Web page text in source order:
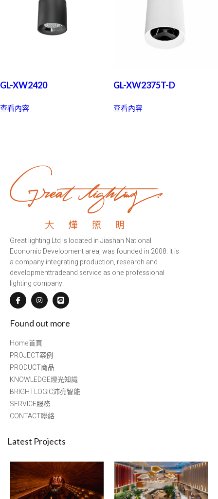
GL-XW2420
查看內容
GL-XW2375T-D
查看內容
Great lighting Ltd is located in Jiashan National
Economic Development area, was founded in 2008. it is
a company integrating production, research and
developmenttradeand service as one professional
lighting company.
Found out more
Home首頁
PROJECT案例
PRODUCT商品
KNOWLEDGE燈光知識
BRIGHTLOGIC沛亮智能
SERVICE服務
CONTACT聯絡
Latest Projects